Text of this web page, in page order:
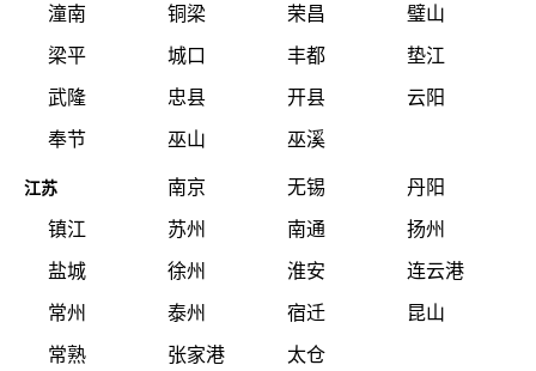
潼南 铜梁 荣昌 璧山
梁平 城口 丰都 垫江
武隆 忠县 开县 云阳
奉节 巫山 巫溪
江苏 南京 无锡 丹阳
镇江 苏州 南通 扬州
盐城 徐州 淮安 连云港
常州 泰州 宿迁 昆山
常熟 张家港 太仓